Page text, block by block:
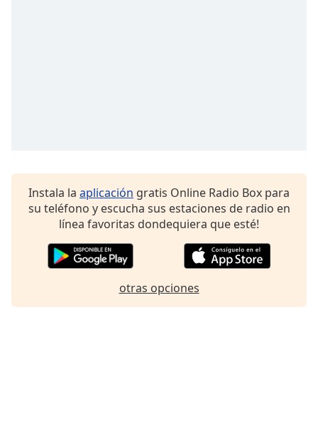
window.
Instala la aplicación gratis Online Radio Box para
su teléfono y escucha sus estaciones de radio en
línea favoritas dondequiera que esté!
otras opciones